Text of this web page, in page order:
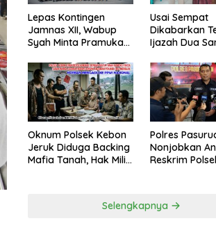
Lepas Kontingen
Jamnas XII, Wabup
Syah Minta Pramuka
Trenggalek
Usai Sempat
Dikabarkan
Ijazah Dua
Secara
Oknum Polsek Kebon
Jeruk Diduga Backing
Mafia Tanah, Hak Milik
Polres
Nonjobkan
Reskrim
Penganiayaan
Selengkapnya